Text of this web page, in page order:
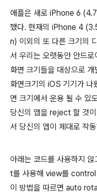
애플은 새로 iPhone 6
했다. 현재의 iPhone 4
n) 이외의 또 다른 크기의
서 우리는 오랫동안 안드
화면 크기들을 대상으로
화면크기의 iOS 기기가 나
면 크기에서 운용 될 수 있
당신의 앱을 reject 할 것
서 당신의 앱이 제대로 작
아래는 코드를 사용하지
t를 사용해 view를 control
이 방법을 따르면 auto